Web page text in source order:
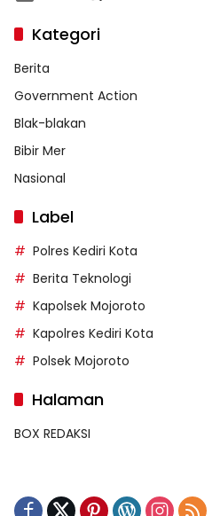
Kategori
Berita
Government Action
Blak-blakan
Bibir Mer
Nasional
Label
Polres Kediri Kota
Berita Teknologi
Kapolsek Mojoroto
Kapolres Kediri Kota
Polsek Mojoroto
Halaman
BOX REDAKSI